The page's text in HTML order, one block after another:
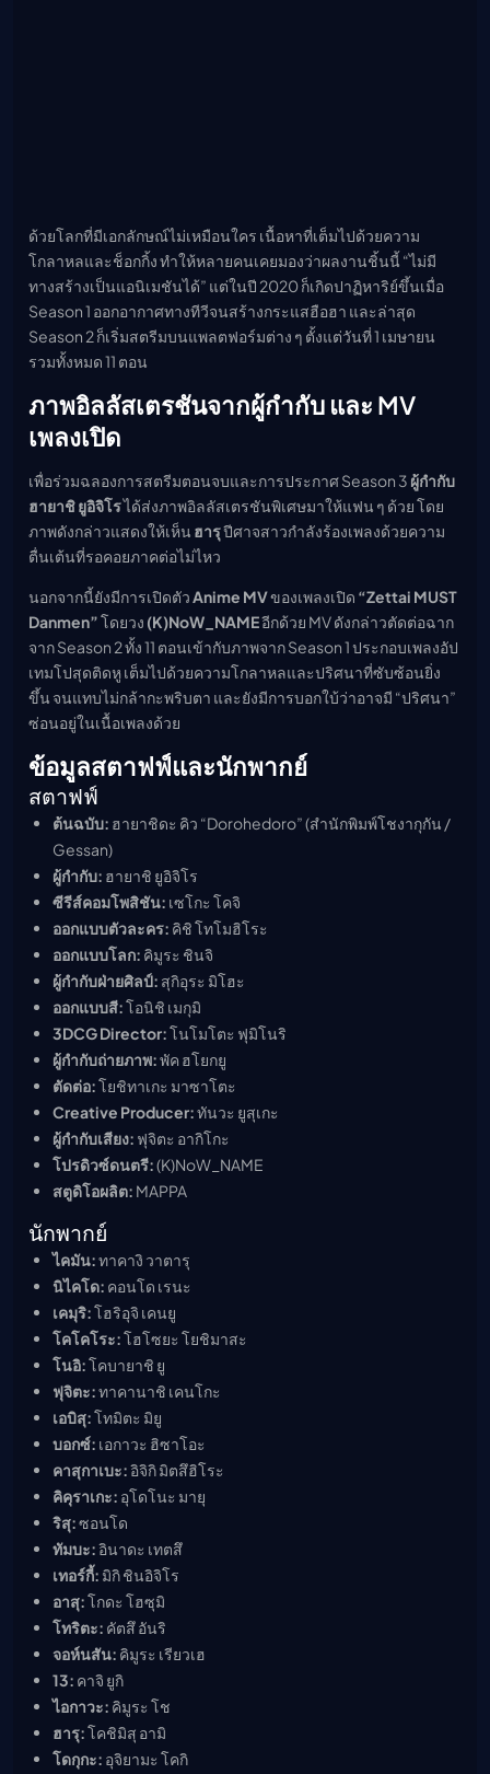
ด้วยโลกที่มีเอกลักษณ์ไม่เหมือนใคร เนื้อหาที่เต็มไปด้วยความ
โกลาหลและช็อกกิ้ง ทำให้หลายคนเคยมองว่าผลงานชิ้นนี้ “ไม่มี
ทางสร้างเป็นแอนิเมชันได้” แต่ในปี 2020 ก็เกิดปาฏิหาริย์ขึ้นเมื่อ
Season 1 ออกอากาศทางทีวีจนสร้างกระแสฮือฮา และล่าสุด
Season 2 ก็เริ่มสตรีมบนแพลตฟอร์มต่าง ๆ ตั้งแต่วันที่ 1 เมษายน
รวมทั้งหมด 11 ตอน
ภาพอิลลัสเตรชันจากผู้กำกับ และ MV
เพลงเปิด
เพื่อร่วมฉลองการสตรีมตอนจบและการประกาศ Season 3 ผู้กำกับ
ฮายาชิ ยูอิจิโรได้ส่งภาพอิลลัสเตรชันพิเศษมาให้แฟน ๆ ด้วย โดย
ภาพดังกล่าวแสดงให้เห็น ฮารุปีศาจสาวกำลังร้องเพลงด้วยความ
ตื่นเต้นที่รอคอยภาคต่อไม่ไหว
นอกจากนี้ยังมีการเปิดตัวAnime MVของเพลงเปิด “Zettai MUST
Danmen”โดยวง (K)NoW_NAMEอีกด้วย MV ดังกล่าวตัดต่อฉาก
จาก Season 2 ทั้ง 11 ตอนเข้ากับภาพจาก Season 1 ประกอบเพลงอัป
เทมโปสุดติดหู เต็มไปด้วยความโกลาหลและปริศนาที่ซับซ้อนยิ่ง
ขึ้น จนแทบไม่กล้ากะพริบตา และยังมีการบอกใบ้ว่าอาจมี “ปริศนา”
ซ่อนอยู่ในเนื้อเพลงด้วย
ข้อมูลสตาฟฟ์และนักพากย์
สตาฟฟ์
ต้นฉบับ: ฮายาชิดะ คิว “Dorohedoro” (สำนักพิมพ์โชงากุกัน /
Gessan)
ผู้กำกับ: ฮายาชิ ยูอิจิโร
ซีรีส์คอมโพสิชัน: เซโกะ โคจิ
ออกแบบตัวละคร: คิชิ โทโมฮิโระ
ออกแบบโลก: คิมูระ ชินจิ
ผู้กำกับฝ่ายศิลป์: สุกิอุระ มิโฮะ
ออกแบบสี:โอนิชิ เมกุมิ
3DCG Director:โนโมโตะ ฟุมิโนริ
ผู้กำกับถ่ายภาพ:พัค ฮโยกยู
ตัดต่อ:โยชิทาเกะ มาซาโตะ
Creative Producer:ทันวะ ยูสุเกะ
ผู้กำกับเสียง: ฟุจิตะ อากิโกะ
โปรดิวซ์ดนตรี:(K)NoW_NAME
สตูดิโอผลิต: MAPPA
นักพากย์
ไคมัน:ทาคางิ วาตารุ
นิไคโด: คอนโด เรนะ
เคมุริ:โฮริอุจิ เคนยู
โคโคโระ:โฮโซยะ โยชิมาสะ
โนอิ:โคบายาชิ ยู
ฟุจิตะ:ทาคานาชิ เคนโกะ
เอบิสุ:โทมิตะ มิยู
บอกซ์: เอกาวะ ฮิซาโอะ
คาสุกาเบะ:อิจิกิ มิตสึฮิโระ
คิคุราเกะ: อุโดโนะ มายุ
ริสุ:ซอนโด
ทัมบะ:อินาดะ เทตสึ
เทอร์กี้: มิกิ ชินอิจิโร
อาสุ:โกดะ โฮซุมิ
โทริตะ: คัตสึ อันริ
จอห์นสัน: คิมูระ เรียวเฮ
13: คาจิ ยูกิ
ไอกาวะ: คิมูระ โช
ฮารุ:โคชิมิสุ อามิ
โดกุกะ: อุจิยามะ โคกิ